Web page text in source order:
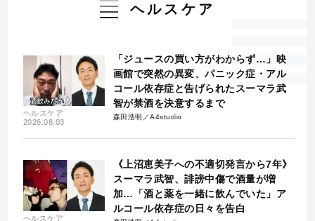
ヘルスケア
ヘルスケア
2026.08.03
「ジュースの買い方がわからず…」映
画館で突然の異変、パニック症・アル
コール依存症と告げられたスーマラ武
智が禁酒を決意するまで
森田浩明／A4studio
ヘルスケア
《上沼恵美子への不適切発言から7年》
スーマラ武智、誹謗中傷で酒量が増
加…「酒と薬を一緒に飲んでいた」ア
ルコール依存症の日々を告白